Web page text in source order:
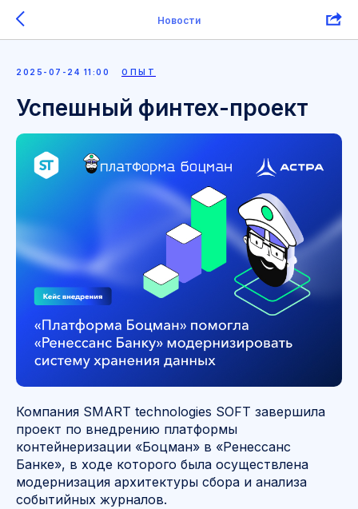
Новости
2025-07-24 11:00 ОПЫТ
Успешный финтех-проект
Компания SMART technologies SOFT завершила
проект по внедрению платформы
контейнеризации «Боцман» в «Ренессанс
Банке», в ходе которого была осуществлена
модернизация архитектуры сбора и анализа
событийных журналов.